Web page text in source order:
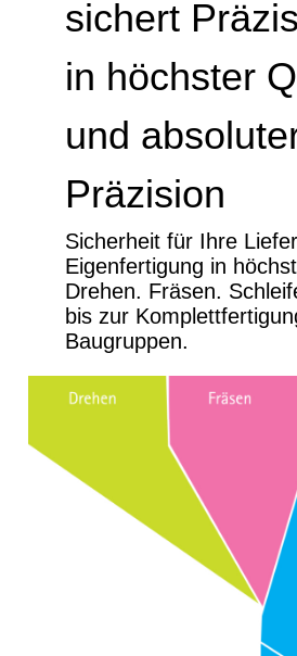
Forschung
Prozess Optimierung
Jubilaeumsbroschuere
sichert
in höchster
und
Präzision
Sicherheit für Ihre
Eigenfertigung in
Drehen. Fräsen.
bis zur
Baugruppen.